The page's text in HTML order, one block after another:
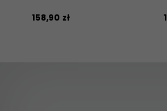
158,90 zł